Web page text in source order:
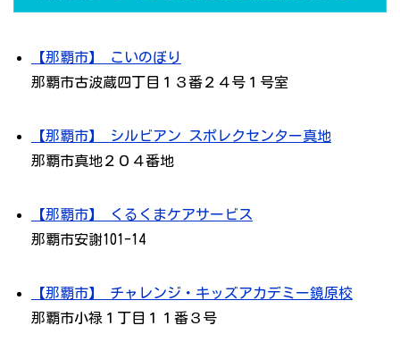
【那覇市】 こいのぼり
那覇市古波蔵四丁目１３番２４号１号室
【那覇市】 シルビアン スポレクセンター真地
那覇市真地２０４番地
【那覇市】 くるくまケアサービス
那覇市安謝101-14
【那覇市】 チャレンジ・キッズアカデミー鏡原校
那覇市小禄１丁目１１番３号